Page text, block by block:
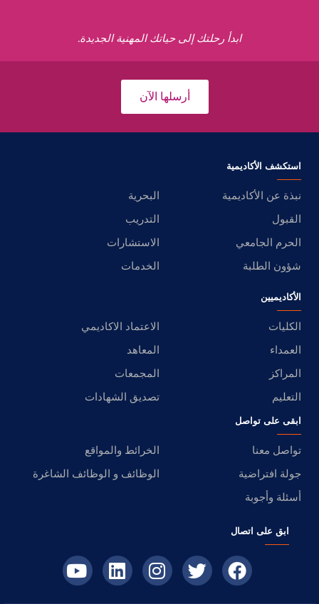
ابدأ رحلتك إلى حياتك المهنية الجديدة.
أرسلها الآن
استكشف الأكاديمية
نبذة عن الأكاديمية
البحرية
القبول
التدريب
الحرم الجامعي
الاستشارات
شؤون الطلبة
الخدمات
الأكاديميين
الكليات
الاعتماد الاكاديمي
العمداء
المعاهد
المراكز
المجمعات
التعليم
تصديق الشهادات
ابقى على تواصل
تواصل معنا
الخرائط والمواقع
جولة افتراضية
الوظائف و الوظائف الشاغرة
أسئلة وأجوبة
ابق على اتصال